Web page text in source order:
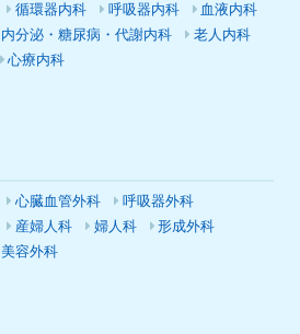
循環器内科 呼吸器内科
血液内科
内分泌・糖尿病・代謝内科
老人内科
心療内科
心臓血管外科
呼吸器外科
産婦人科 婦人科
形成外科
美容外科